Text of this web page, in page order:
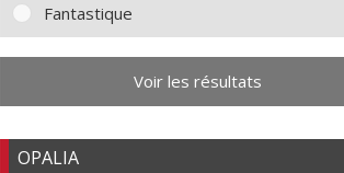
Fantastique
Voir les résultats
OPALIA